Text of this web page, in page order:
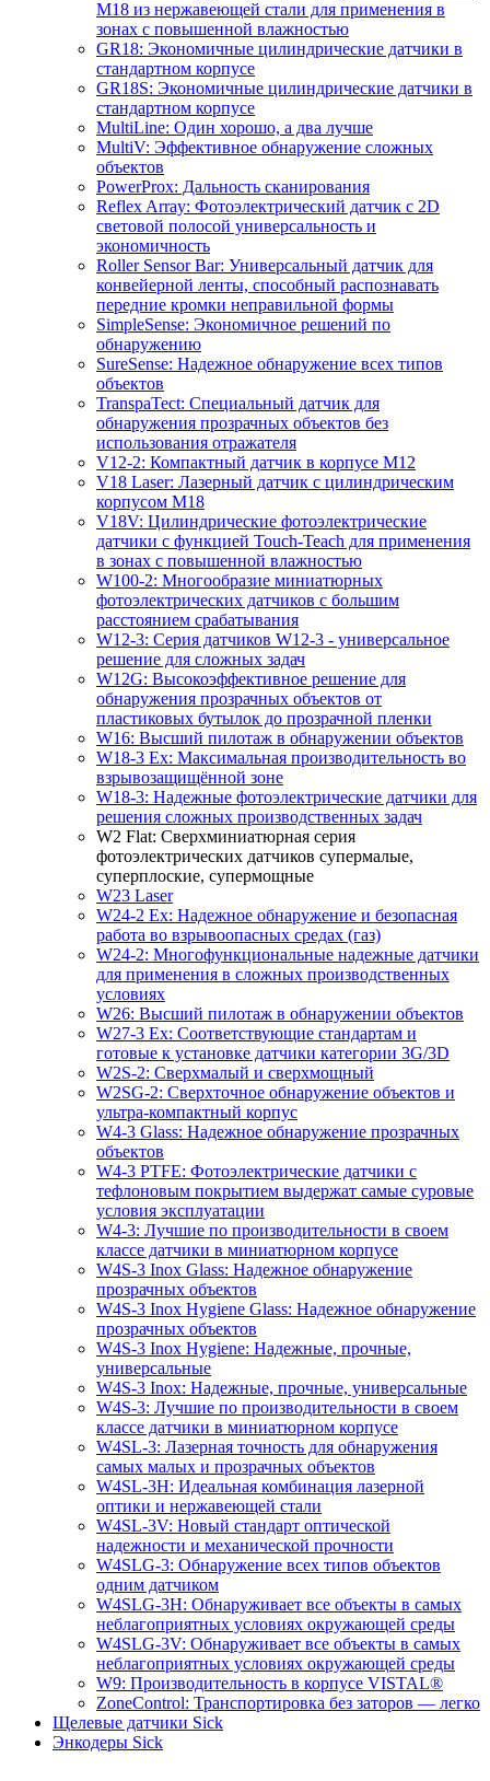
M18 из нержавеющей стали для применения в
зонах с повышенной влажностью
GR18: Экономичные цилиндрические датчики в
стандартном корпусе
GR18S: Экономичные цилиндрические датчики в
стандартном корпусе
MultiLine: Один хорошо, а два лучше
MultiV: Эффективное обнаружение сложных
объектов
PowerProx: Дальность сканирования
Reflex Array: Фотоэлектрический датчик с 2D
световой полосой универсальность и
экономичность
Roller Sensor Bar: Универсальный датчик для
конвейерной ленты, способный распознавать
передние кромки неправильной формы
SimpleSense: Экономичное решений по
обнаружению
SureSense: Надежное обнаружение всех типов
объектов
TranspaTect: Специальный датчик для
обнаружения прозрачных объектов без
использования отражателя
V12-2: Компактный датчик в корпусе M12
V18 Laser: Лазерный датчик с цилиндрическим
корпусом M18
V18V: Цилиндрические фотоэлектрические
датчики с функцией Touch-Teach для применения
в зонах с повышенной влажностью
W100-2: Многообразие миниатюрных
фотоэлектрических датчиков с большим
расстоянием срабатывания
W12-3: Серия датчиков W12-3 - универсальное
решение для сложных задач
W12G: Высокоэффективное решение для
обнаружения прозрачных объектов от
пластиковых бутылок до прозрачной пленки
W16: Высший пилотаж в обнаружении объектов
W18-3 Ex: Максимальная производительность во
взрывозащищённой зоне
W18-3: Надежные фотоэлектрические датчики для
решения сложных производственных задач
W2 Flat: Сверхминиатюрная серия
фотоэлектрических датчиков супермалые,
суперплоские, супермощные
W23 Laser
W24-2 Ex: Надежное обнаружение и безопасная
работа во взрывоопасных средах (газ)
W24-2: Многофункциональные надежные датчики
для применения в сложных производственных
условиях
W26: Высший пилотаж в обнаружении объектов
W27-3 Ex: Соответствующие стандартам и
готовые к установке датчики категории 3G/3D
W2S-2: Сверхмалый и сверхмощный
W2SG-2: Сверхточное обнаружение объектов и
ультра-компактный корпус
W4-3 Glass: Надежное обнаружение прозрачных
объектов
W4-3 PTFE: Фотоэлектрические датчики с
тефлоновым покрытием выдержат самые суровые
условия эксплуатации
W4-3: Лучшие по производительности в своем
классе датчики в миниатюрном корпусе
W4S-3 Inox Glass: Надежное обнаружение
прозрачных объектов
W4S-3 Inox Hygiene Glass: Надежное обнаружение
прозрачных объектов
W4S-3 Inox Hygiene: Надежные, прочные,
универсальные
W4S-3 Inox: Надежные, прочные, универсальные
W4S-3: Лучшие по производительности в своем
классе датчики в миниатюрном корпусе
W4SL-3: Лазерная точность для обнаружения
самых малых и прозрачных объектов
W4SL-3H: Идеальная комбинация лазерной
оптики и нержавеющей стали
W4SL-3V: Новый стандарт оптической
надежности и механической прочности
W4SLG-3: Обнаружение всех типов объектов
одним датчиком
W4SLG-3H: Обнаруживает все объекты в самых
неблагоприятных условиях окружающей среды
W4SLG-3V: Обнаруживает все объекты в самых
неблагоприятных условиях окружающей среды
W9: Производительность в корпусе VISTAL®
ZoneControl: Транспортировка без заторов — легко
Щелевые датчики Sick
Энкодеры Sick